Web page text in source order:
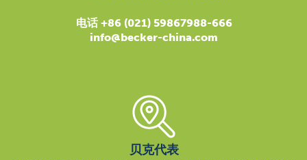
电话 +86 (021) 59867988-666
info@becker-china.com
贝克代表